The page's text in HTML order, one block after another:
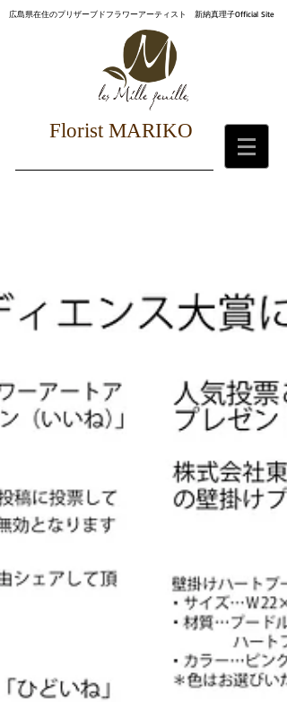
Florist MARIKO
広島県在住のプリザーブドフラワーアーティスト 新納真理子Official Site